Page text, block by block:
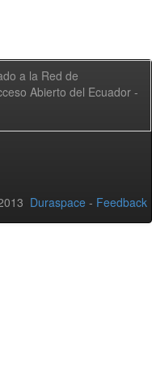
a la Red de
Abierto del Ecuador -
Duraspace - Feedback